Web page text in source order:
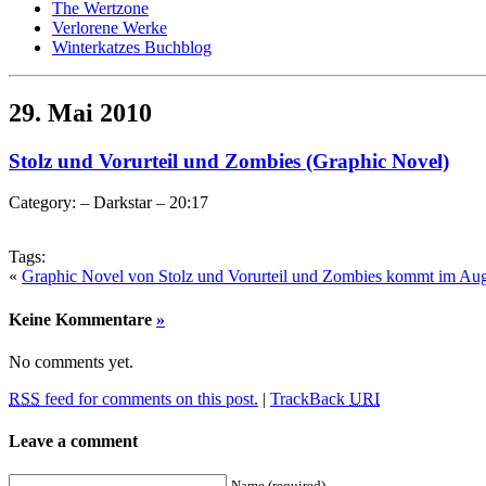
The Wertzone
Verlorene Werke
Winterkatzes Buchblog
29. Mai 2010
Stolz und Vorurteil und Zombies (Graphic Novel)
Category: – Darkstar – 20:17
Tags:
« Graphic Novel von Stolz und Vorurteil und Zombies kommt im
Keine Kommentare »
No comments yet.
RSS feed for comments on this post. | TrackBack URI
Leave a comment